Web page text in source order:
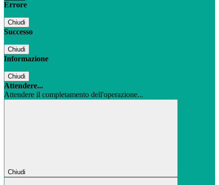
Errore
Chiudi
Successo
Chiudi
Informazione
Chiudi
Attendere...
Attendere il completamento dell'operazione...
Chiudi